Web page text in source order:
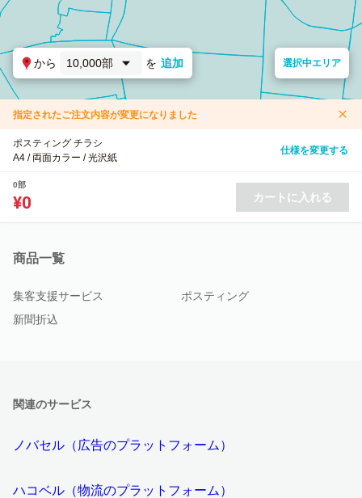
から 10,000部 を 追加 選択中エリア
指定されたご注文内容が変更になりました
ポスティング チラシ
A4 / 両面カラー / 光沢紙
仕様を変更する
0部
¥0 カートに入れる
商品一覧
集客支援サービス
ポスティング
新聞折込
関連のサービス
ノバセル（広告のプラットフォーム）
ハコベル（物流のプラットフォーム）